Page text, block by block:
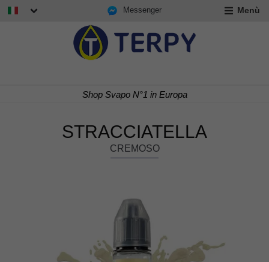
Messenger Menù
Consegna Rapida 24/48 h
STRACCIATELLA
CREMOSO